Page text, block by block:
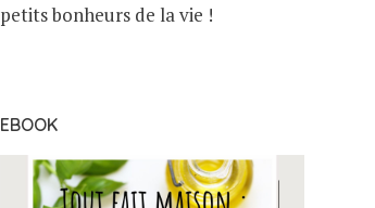
petits bonheurs de la vie !
EBOOK